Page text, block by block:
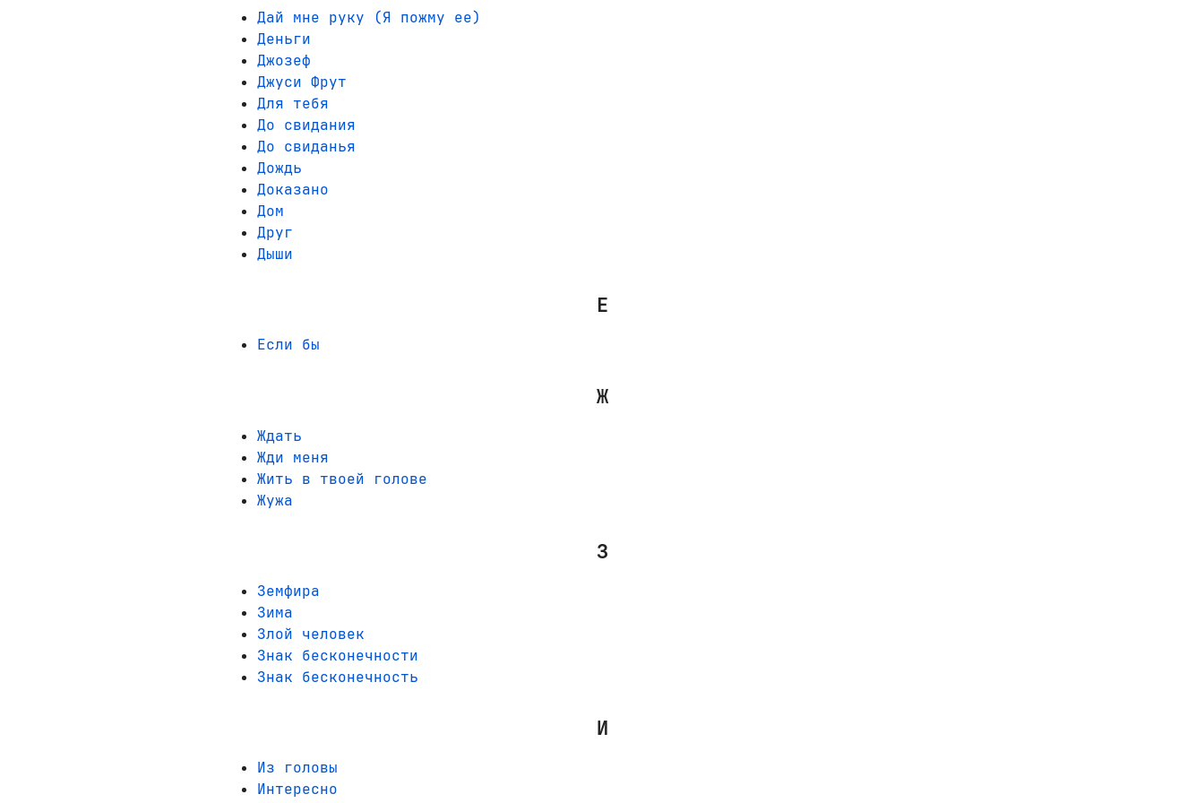
Дай мне руку (Я пожму ее)
Деньги
Джозеф
Джуси Фрут
Для тебя
До свидания
До свиданья
Дождь
Доказано
Дом
Друг
Дыши
Е
Если бы
Ж
Ждать
Жди меня
Жить в твоей голове
Жужа
З
Земфира
Зима
Злой человек
Знак бесконечности
Знак бесконечность
И
Из головы
Интересно